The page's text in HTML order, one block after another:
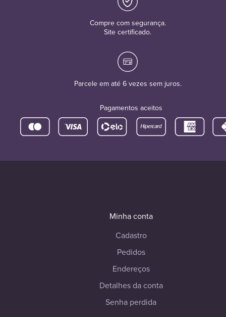
Compre com segurança.
Site certificado.
Parcele em até 6 vezes sem juros.
Pagamentos aceitos
Minha conta
Cadastro
Pedidos
Endereços
Detalhes da conta
Senha perdida